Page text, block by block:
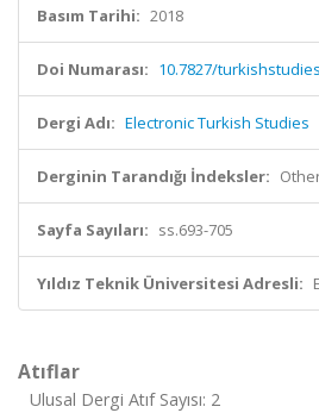
Basım Tarihi: 2018
Doi Numarası: 10.7827/
Dergi Adı: Electronic Turkish Studies
Derginin Tarandığı İndeksler:
Sayfa Sayıları: ss.693-705
Yıldız Teknik Üniversitesi Adresli:
Atıflar
Ulusal Dergi Atıf Sayısı: 2